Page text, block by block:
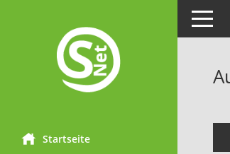
Startseite
Toggle